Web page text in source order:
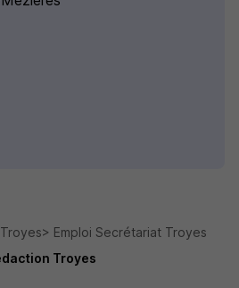
Emploi Secrétariat Troyes
Troyes